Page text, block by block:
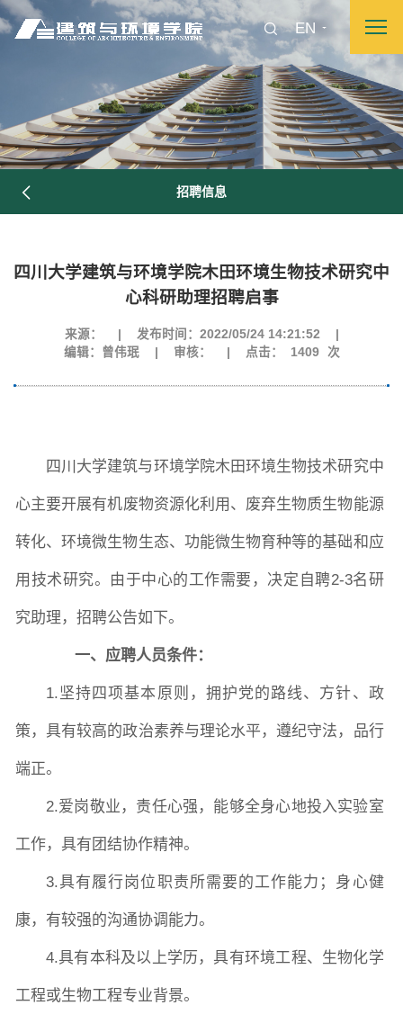
EN
院党委 院行政 院工会 教授委员会
学生活动 创业就业
常用办公电话 办事流程
招聘信息
四川大学建筑与环境学院木田环境生物技术研究中
心科研助理招聘启事
来源： 发布时间：2022/05/24 14:21:52
编辑：曾伟珉
审核： 点击： 1409 次
四川大学建筑与环境学院木田环境生物技术研究中
心主要开展有机废物资源化利用、废弃生物质生物能源
转化、环境微生物生态、功能微生物育种等的基础和应
用技术研究。由于中心的工作需要，决定 自聘2-3名研
究助理， 招聘公告如下。
一、 应聘人员条件：
1. 坚持四项基本原则，拥护党的路线、方针、政
策，具有较高的政治素养与理论水平，遵纪守法，品行
端正。
2.爱岗敬业，责任心强，能够全身心地投入实验室
工作，具有团结协作精神。
3.具有履行岗位职责所需要的工作能力；身心健
康，有较强的沟通协调能力。
4.具有本科及以上学历 ，具有环境工程、生物化学
工程或生物工程专业背景。